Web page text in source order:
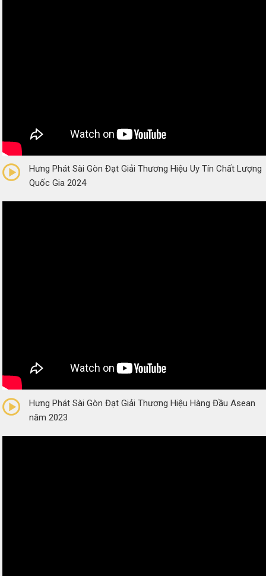
(0 Reviews)
Hưng Phát Sài Gòn Đạt Giải Thương Hiệu Uy Tín Chất Lượng
Quốc Gia 2024
(0 Reviews)
Hưng Phát Sài Gòn Đạt Giải Thương Hiệu Hàng Đầu Asean
năm 2023